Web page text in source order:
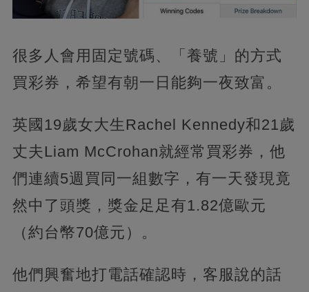
很多人會用固定號碼、「養號」 的方式
買彩券，希望有朝一日能夠一夜致富。
英國19歲女大生Rachel Kennedy和21歲
丈夫Liam McCrohan就經常買彩券，他
們連續5週買同一組數字， 有一天發現竟
然中了頭獎，獎金足足有1.82億歐元
（約台幣70億元）。
他們興奮地打電話確認時，客服說的話